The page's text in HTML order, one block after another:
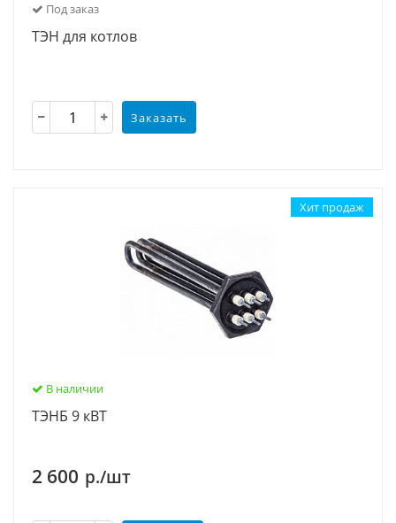
Под заказ
ТЭН для котлов
Заказать
Хит продаж
В наличии
ТЭНБ 9 кВТ
2 600 р./шт